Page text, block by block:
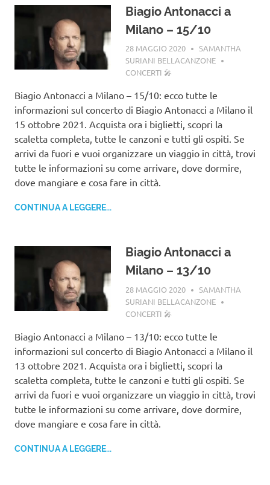
Biagio Antonacci a
Milano – 15/10
28 MAGGIO 2020
SAMANTHA
SURIANI BELLACANZONE
CONCERTI 🎤
Biagio Antonacci a Milano – 15/10: ecco tutte le
informazioni sul concerto di Biagio Antonacci a Milano il
15 ottobre 2021. Acquista ora i biglietti, scopri la
scaletta completa, tutte le canzoni e tutti gli ospiti. Se
arrivi da fuori e vuoi organizzare un viaggio in città, trovi
tutte le informazioni su come arrivare, dove dormire,
dove mangiare e cosa fare in città.
CONTINUA A LEGGERE...
Biagio Antonacci a
Milano – 13/10
28 MAGGIO 2020
SAMANTHA
SURIANI BELLACANZONE
CONCERTI 🎤
Biagio Antonacci a Milano – 13/10: ecco tutte le
informazioni sul concerto di Biagio Antonacci a Milano il
13 ottobre 2021. Acquista ora i biglietti, scopri la
scaletta completa, tutte le canzoni e tutti gli ospiti. Se
arrivi da fuori e vuoi organizzare un viaggio in città, trovi
tutte le informazioni su come arrivare, dove dormire,
dove mangiare e cosa fare in città.
CONTINUA A LEGGERE...